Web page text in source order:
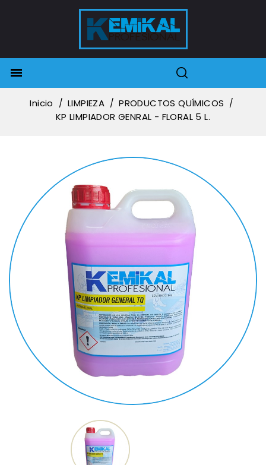

Inicio LIMPIEZA
PRODUCTOS QUÍMICOS
KP LIMPIADOR GENRAL - FLORAL 5 L.